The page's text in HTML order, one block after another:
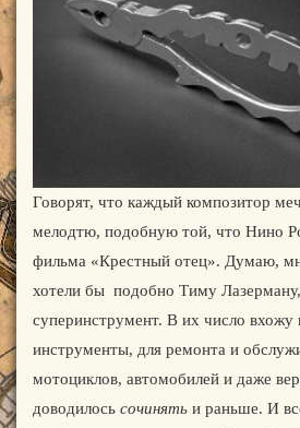
Говорят, что каждый композитор
мелодтю, подобную той, что Нино
фильма «Крестный отец». Думаю,
хотели бы подобно Тиму
суперинструмент. В их число вхожу
инструменты, для ремонта и
мотоциклов, автомобилей и даже
доводилось сочинять и раньше. И